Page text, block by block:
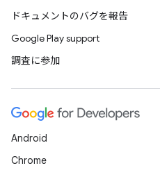
ドキュメントのバグを報告
Google Play support
調査に参加
Android
Chrome